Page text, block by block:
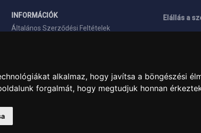
alkalmaz, hogy javítsa a böngészési
forgalmát, hogy megtudjuk honnan
INFORMÁCIÓK
Általános Szerződési Feltételek
Szolgáltatásaink
Szállítási információk
Elállás a
+36 70